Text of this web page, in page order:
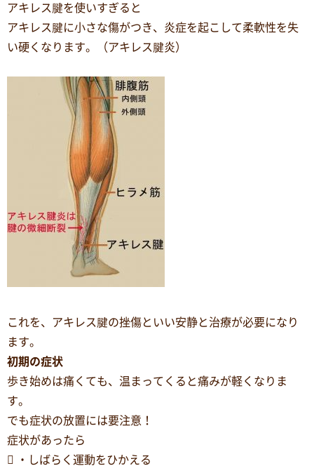
アキレス腱を使いすぎると
アキレス腱に小さな傷がつき、炎症を起こして柔軟性を失
い硬くなります。（アキレス腱炎）
これを、アキレス腱の挫傷といい安静と治療が必要になり
ます。
初期の症状
歩き始めは痛くても、温まってくると痛みが軽くなりま
す。
でも症状の放置には要注意！
症状があったら
 ・しばらく運動をひかえる